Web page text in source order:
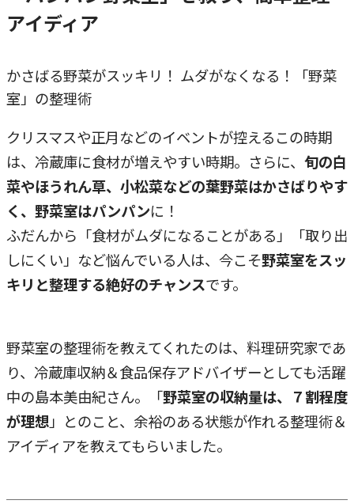
アイディア
かさばる野菜がスッキリ！ ムダがなくなる！「野菜
室」の整理術
クリスマスや正月などのイベントが控えるこの時期
は、冷蔵庫に食材が増えやすい時期。さらに、 旬の白
菜やほうれん草、小松菜などの葉野菜はかさばりやす
く、野菜室はパンパンに！
ふだんから「食材がムダになることがある」「取り出
しにくい」など悩んでいる人は、今こそ野菜室をスッ
キリと整理する絶好のチャンスです。
野菜室の整理術を教えてくれたのは、料理研究家であ
り、冷蔵庫収納＆食品保存アドバイザーとしても活躍
中の島本美由紀さん。「野菜室の収納量は、７割程度
が理想」とのこと、余裕のある状態が作れる整理術＆
アイディアを教えてもらいました。